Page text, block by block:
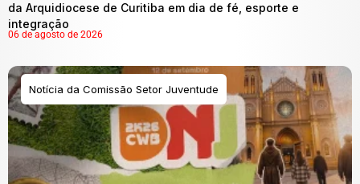
da Arquidiocese de Curitiba em dia de fé, esporte e
integração
06 de agosto de 2026
Notícia da Comissão Setor Juventude